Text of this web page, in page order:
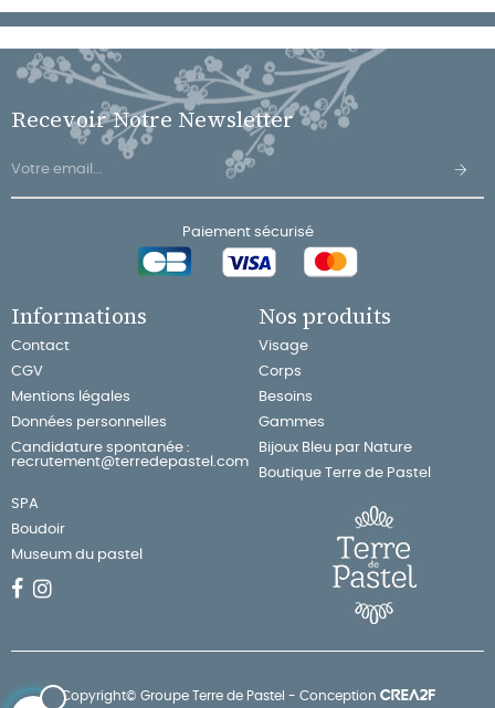
SPA
Boudoir
Museum du pastel
Nos produits
Visage
Corps
Besoins
Gammes
Bijoux Bleu par Nature
Boutique Terre de Pastel
Informations
Contact
CGV
Mentions légales
Données personnelles
Candidature spontanée :
recrutement@terredepastel.com
Recevoir Notre Newsletter
Paiement sécurisé
Copyright© Groupe Terre de Pastel - Conception